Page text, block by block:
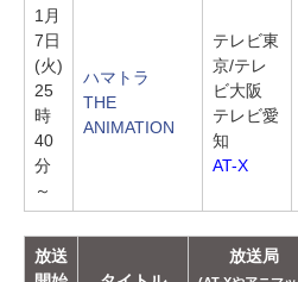
1月
7日
(火)
25
時
40
分
～
ハマトラ
THE
ANIMATION
テレビ東
京/テレ
ビ大阪
テレビ愛
知
AT-X
放送
放送局